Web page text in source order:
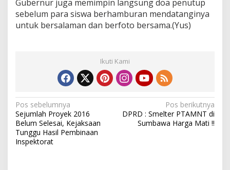
Gubernur juga memimpin langsung doa penutup
sebelum para siswa berhamburan mendatanginya
untuk bersalaman dan berfoto bersama.(Yus)
Ikuti Kami
N
a
v
i
Pos sebelumnya
Sejumlah Proyek 2016
Belum Selesai, Kejaksaan
Tunggu Hasil Pembinaan
Inspektorat
Pos berikutnya
DPRD : Smelter PTAMNT di
Sumbawa Harga Mati !!